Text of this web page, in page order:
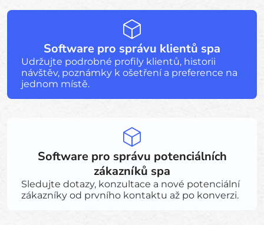
Software pro správu klientů spa
Udržujte podrobné profily klientů, historii
návštěv, poznámky k ošetření a preference na
jednom místě.
Software pro správu potenciálních
zákazníků spa
Sledujte dotazy, konzultace a nové potenciální
zákazníky od prvního kontaktu až po konverzi.